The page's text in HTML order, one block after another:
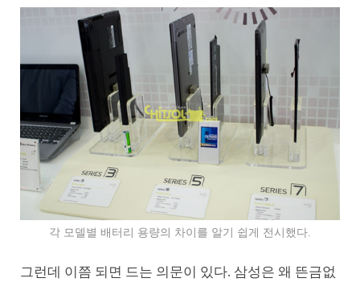
각 모델별 배터리 용량의 차이를 알기 쉽게 전시했다.
그런데 이쯤 되면 드는 의문이 있다. 삼성은 왜 뜬금없